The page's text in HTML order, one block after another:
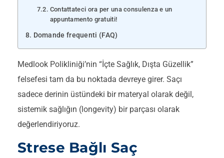
Contattateci ora per una consulenza e un
appuntamento gratuiti!
Domande frequenti (FAQ)
Medlook Polikliniği’nin “İçte Sağlık, Dışta Güzellik”
felsefesi tam da bu noktada devreye girer. Saçı
sadece derinin üstündeki bir materyal olarak değil,
sistemik sağlığın (longevity) bir parçası olarak
değerlendiriyoruz.
Strese Bağlı Saç